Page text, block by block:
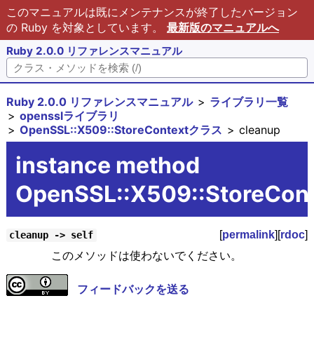
このマニュアルは既にメンテナンスが終了したバージョン
の Ruby を対象としています。 最新版のマニュアルへ
Ruby 2.0.0 リファレンスマニュアル
Ruby 2.0.0 リファレンスマニュアル
ライブラリ一覧
opensslライブラリ
OpenSSL::X509::StoreContextクラス
cleanup
instance method
cleanup -> self [permalink][rdoc]
このメソッドは使わないでください。
フィードバックを送る